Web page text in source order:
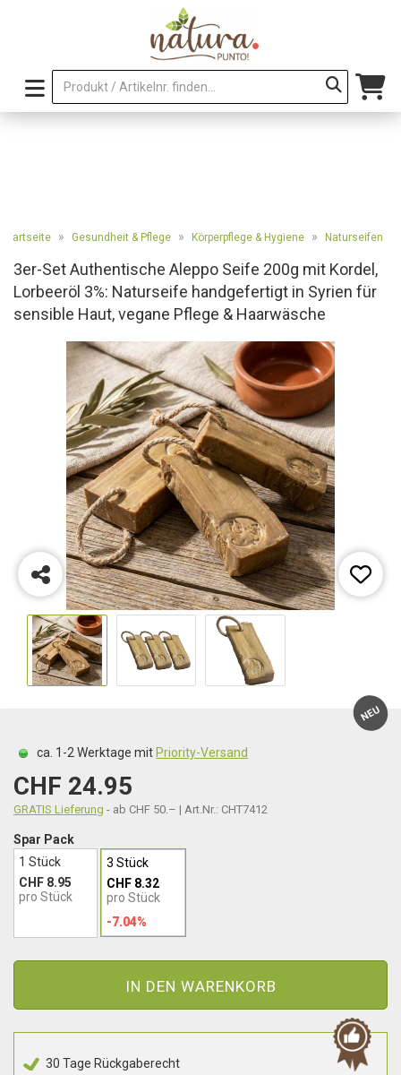
Startseite » Gesundheit & Pflege » Körperpflege & Hygiene » Naturseifen
3er-Set Authentische Aleppo Seife 200g mit Kordel,
Lorbeeröl 3%: Naturseife handgefertigt in Syrien für
sensible Haut, vegane Pflege & Haarwäsche
NEU
ca. 1-2 Werktage mit Priority-Versand
CHF 24.95
GRATIS Lieferung - ab CHF 50.– | Art.Nr.: CHT7412
Spar Pack
1 Stück
CHF 8.95
pro Stück
3 Stück
CHF 8.32
pro Stück
-7.04%
IN DEN WARENKORB
30 Tage Rückgaberecht